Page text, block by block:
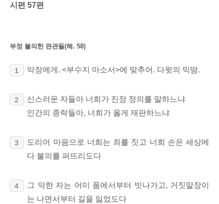
시편 57편
부정 불의한 판관들(헤. 58)
1 악장에게. <부수지 마소서>에 맞추어. 다윗의 믹땀.
2
신스러운 자들아 너희가 진정 정의를 말하느냐
인간의 종락들아, 너희가 옳게 재판하느냐
3
도리어 마음으로 너희는 죄를 짓고 너희 손은 세상에
다 불의를 퍼뜨리도다
4
그 악한 자는 어미 품에서부터 빗나가고, 거짓말장이
는 나면서부터 길을 잃었도다